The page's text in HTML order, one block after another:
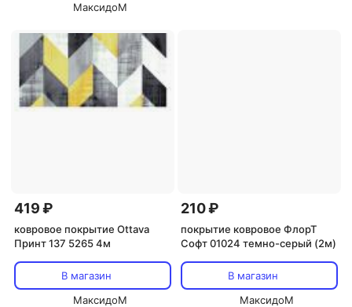
МаксидоМ
419 ₽
ковровое покрытие Ottava
Принт 137 5265 4м
В магазин
МаксидоМ
210 ₽
покрытие ковровое ФлорТ
Софт 01024 темно-серый (2м)
В магазин
МаксидоМ